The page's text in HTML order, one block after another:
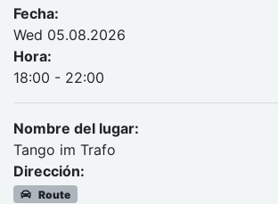
Fecha:
Wed 05.08.2026
Hora:
18:00 - 22:00
Nombre del lugar:
Tango im Trafo
Dirección:
Route